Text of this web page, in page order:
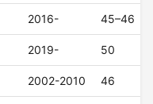
2016- 45–46
2019- 50
2002-2010 46